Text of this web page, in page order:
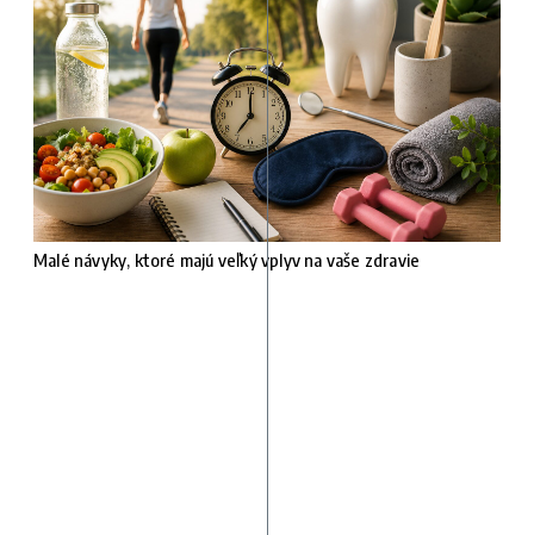
Malé návyky, ktoré majú veľký vplyv na vaše zdravie